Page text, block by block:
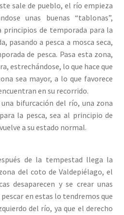
sale de pueblo, el río empieza
unas buenas “tablonas”,
principios de temporada para la
pasando a pesca a mosca seca,
de pesca. Pasa esta zona,
estrechándose, lo que hace que
sea mayor, a lo que favorece
en su recorrido.
bifurcación del río, una zona
la pesca, sea al principio de
a su estado normal.
de la tempestad llega la
del coto de Valdepiélago, el
desaparecen y se crear unas
en estas lo tendremos que
del río, ya que el derecho